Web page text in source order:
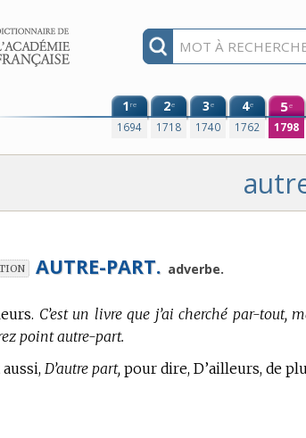
contenu
1re
1694
2e
1718
3e
1740
4e
1762
5e
1798
AUTRE-PART. adverbe.
C’est un livre que j’ai cherché par-tout,
point autre-part.
D’autre part, pour dire, D’ailleurs, de